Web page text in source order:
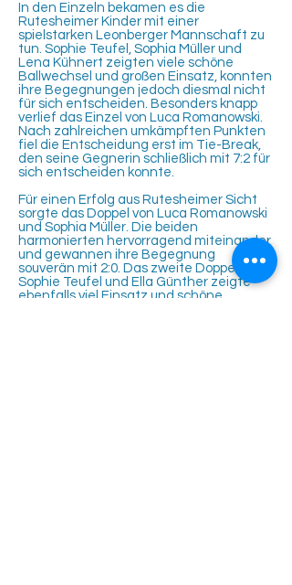
In den Einzeln bekamen es die
Rutesheimer Kinder mit einer
spielstarken Leonberger Mannschaft zu
tun. Sophie Teufel, Sophia Müller und
Lena Kühnert zeigten viele schöne
Ballwechsel und großen Einsatz, konnten
ihre Begegnungen jedoch diesmal nicht
für sich entscheiden. Besonders knapp
verlief das Einzel von Luca Romanowski.
Nach zahlreichen umkämpften Punkten
fiel die Entscheidung erst im Tie-Break,
den seine Gegnerin schließlich mit 7:2 für
sich entscheiden konnte.
Für einen Erfolg aus Rutesheimer Sicht
sorgte das Doppel von Luca Romanowski
und Sophia Müller. Die beiden
harmonierten hervorragend miteinander
und gewannen ihre Begegnung
souverän mit 2:0. Das zweite Doppel mit
Sophie Teufel und Ella Günther zeigte
ebenfalls viel Einsatz und schöne